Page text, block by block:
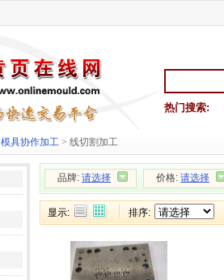
热门搜索:
模具协作加工 > 线切割加工
品牌: 请选择 价格: 请选择
显示: 排序: